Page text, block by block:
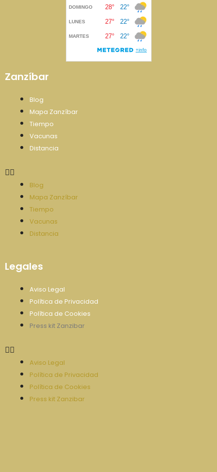
Zanzíbar
Blog
Mapa Zanzíbar
Tiempo
Vacunas
Distancia
Blog
Mapa Zanzíbar
Tiempo
Vacunas
Distancia
Legales
Aviso Legal
Política de Privacidad
Política de Cookies
Press kit Zanzibar
Aviso Legal
Política de Privacidad
Política de Cookies
Press kit Zanzibar